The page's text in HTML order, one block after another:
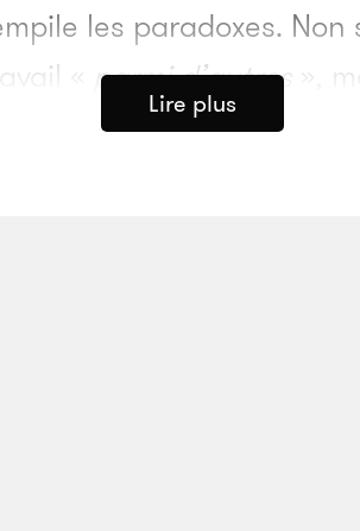
les paradoxes.
«
parmi d’autres
»,
rédaction parisienne.
de Ryswick, à souffrir
Lire plus